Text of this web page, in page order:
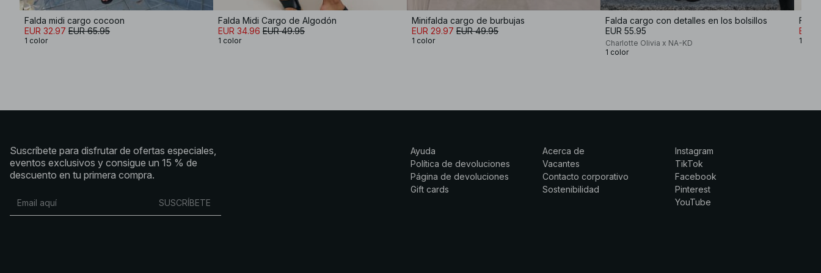
Falda midi cargo cocoon
EUR 32.97 EUR 65.95
1 color
Falda Midi Cargo de Algodón
EUR 34.96 EUR 49.95
1 color
Minifalda cargo de burbujas
EUR 29.97 EUR 49.95
1 color
Falda cargo con detalles en los bolsillos
EUR 55.95
Charlotte Olivia x NA-KD
1 color
EUR
1
Suscríbete para disfrutar de ofertas especiales,
eventos exclusivos y consigue un 15 % de
descuento en tu primera compra.
SUSCRÍBETE
Ayuda
Política de devoluciones
Página de devoluciones
Gift cards
Acerca de
Vacantes
Contacto corporativo
Sostenibilidad
Instagram
TikTok
Facebook
Pinterest
YouTube